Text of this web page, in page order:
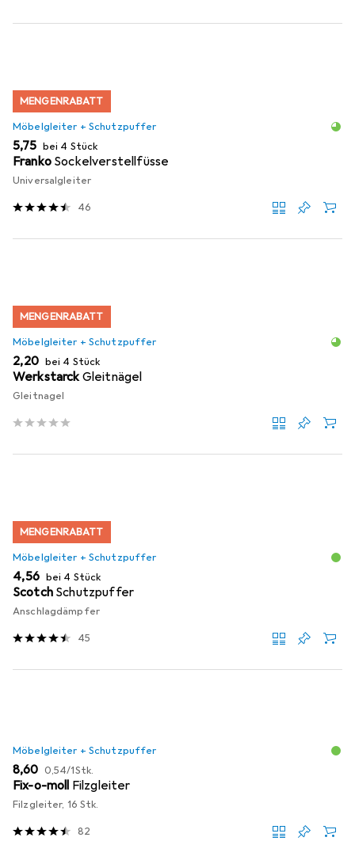
MENGENRABATT
Möbelgleiter + Schutzpuffer
EUR
5,75 bei 4 Stück
Franko Sockelverstellfüsse
Universalgleiter
46
MENGENRABATT
Möbelgleiter + Schutzpuffer
EUR
2,20 bei 4 Stück
WerkstarckGleitnägel
Gleitnagel
MENGENRABATT
Möbelgleiter + Schutzpuffer
EUR
4,56 bei 4 Stück
Scotch Schutzpuffer
Anschlagdämpfer
45
Möbelgleiter + Schutzpuffer
EUR
8,60 EUR
0,54/1Stk.
Fix-o-moll Filzgleiter
Filzgleiter, 16 Stk.
82